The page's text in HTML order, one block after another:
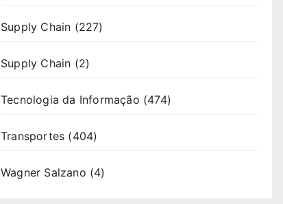
Supply Chain (227)
Supply Chain (2)
Tecnologia da Informação (474)
Transportes (404)
Wagner Salzano (4)